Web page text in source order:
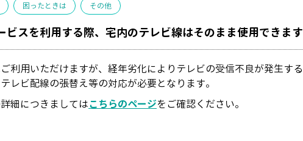
困ったときは その他
ビスを利用する際、宅内のテレビ線はそのまま使用できま
利用いただけますが、経年劣化によりテレビの受信不良が発生する
レビ配線の張替え等の対応が必要となります。
細につきましてはこちらのページをご確認ください。